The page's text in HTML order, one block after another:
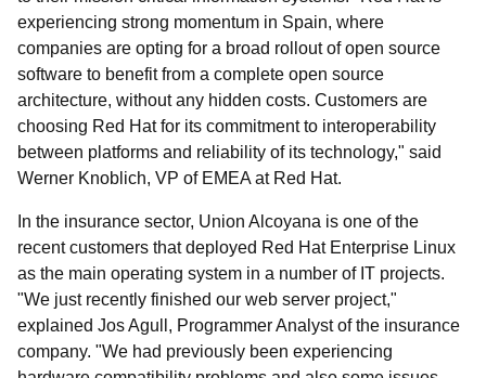
experiencing strong momentum in Spain, where
companies are opting for a broad rollout of open source
software to benefit from a complete open source
architecture, without any hidden costs. Customers are
choosing Red Hat for its commitment to interoperability
between platforms and reliability of its technology," said
Werner Knoblich, VP of EMEA at Red Hat.
In the insurance sector, Union Alcoyana is one of the
recent customers that deployed Red Hat Enterprise Linux
as the main operating system in a number of IT projects.
"We just recently finished our web server project,"
explained Jos Agull, Programmer Analyst of the insurance
company. "We had previously been experiencing